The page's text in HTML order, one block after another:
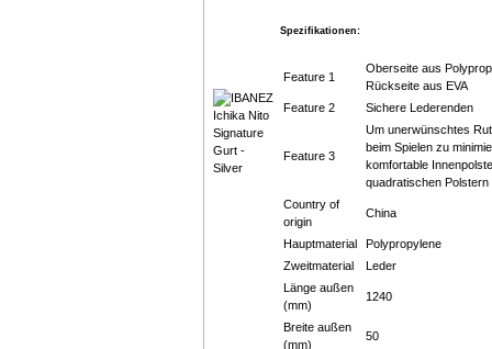
Spezifikationen:
Feature 1
Oberseite aus
Rückseite aus EVA
Feature 2
Sichere Lederenden
Feature 3
Um unerwünschtes
beim Spielen zu
komfortable
quadratischen
Country of
origin
China
Hauptmaterial
Polypropylene
Zweitmaterial
Leder
Länge außen
(mm)
1240
Breite außen
(mm)
50